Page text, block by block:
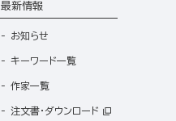
最新情報
お知らせ
キーワード一覧
作家一覧
注文書・ダウンロード